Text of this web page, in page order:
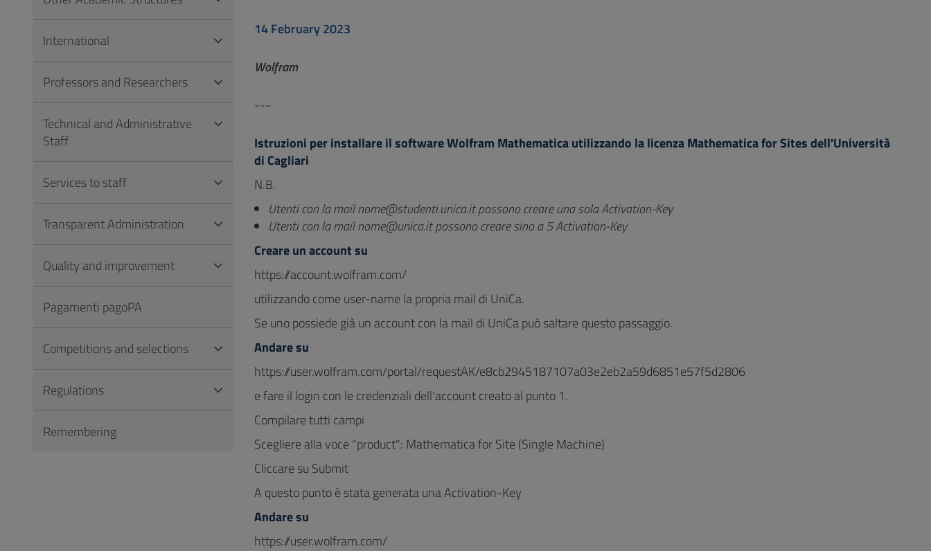
Footer
14 February 2023
Wolfram
---
Istruzioni per installare il software Wolfram Mathematica utilizzando la licenza Mathematica for Sites dell'Università
di Cagliari
N.B.
Utenti con la mail nome@studenti.unica.it possono creare una sola Activation-Key
Utenti con la mail nome@unica.it possono creare sino a 5 Activation-Key
Creare un account su
https://account.wolfram.com/
utilizzando come user-name la propria mail di UniCa.
Se uno possiede già un account con la mail di UniCa può saltare questo passaggio.
Andare su
https://user.wolfram.com/portal/requestAK/e8cb2945187107a03e2eb2a59d6851e57f5d2806
e fare il login con le credenziali dell'account creato al punto 1.
Compilare tutti campi
Scegliere alla voce "product": Mathematica for Site (Single Machine)
Cliccare su Submit
A questo punto è stata generata una Activation-Key
Andare su
https://user.wolfram.com/
International
Professors and Researchers
Technical and Administrative
Staff
Services to staff
Transparent Administration
Quality and improvement
Pagamenti pagoPA
Competitions and selections
Regulations
Remembering